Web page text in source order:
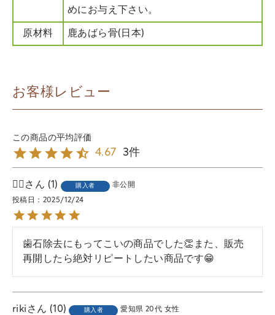
めにお与え下さい。
原材料 鹿あばら骨(日本)
お客様レビュー
4.67 3
🙆‍♀️ 1 購入者 非公開
投稿日 2025/12/24
歯石除去にもってこいの商品でした👏また、販売
再開したら絶対リピートしたい商品です😁
riki 10 購入者 愛知県 20代 女性